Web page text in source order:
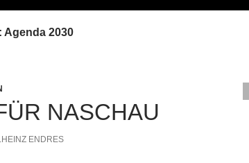
2030
NASCHAU
ENDRES